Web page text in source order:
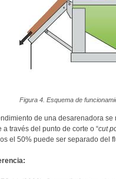
Figura 4. Esquema de
de una desarenadora se
a través del punto de corte o “cut
el 50% puede ser separado del